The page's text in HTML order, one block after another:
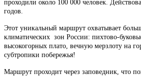
проходили около 100 000 человек.
годов.
Этот уникальный маршрут охватывает
климатических зон России: пихтово-
высокогорных плато, вечную мерзлоту на
субтропики побережья!
Маршрут проходит через заповедник, что